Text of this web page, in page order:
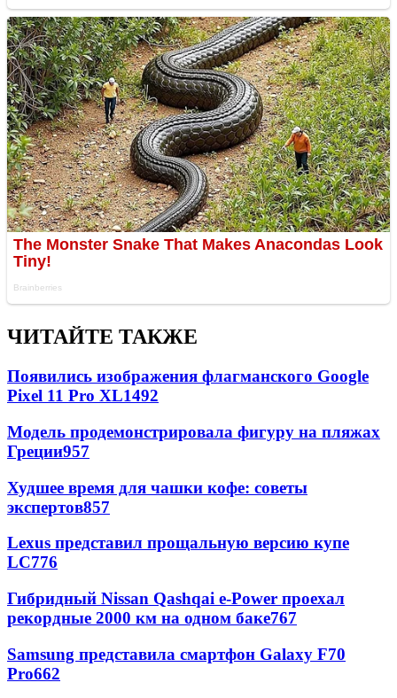
ЧИТАЙТЕ ТАКЖЕ
Появились изображения флагманского Google
Pixel 11 Pro XL1492
Модель продемонстрировала фигуру на пляжах
Греции957
Худшее время для чашки кофе: советы
экспертов857
Lexus представил прощальную версию купе
LC776
Гибридный Nissan Qashqai e-Power проехал
рекордные 2000 км на одном баке767
Samsung представила смартфон Galaxy F70
Pro662